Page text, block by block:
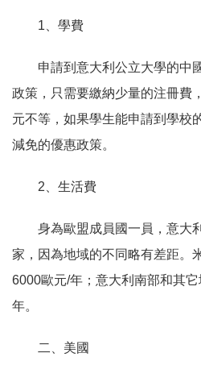
1、學費
申請到意大利公立大學的中
政策，只需要繳納少量的注冊費
元不等，如果學生能申請到學校
減免的優惠政策。
2、生活費
身為歐盟成員國一員，意大
家，因為地域的不同略有差距。
6000歐元/年；意大利南部和其
年。
二、美國